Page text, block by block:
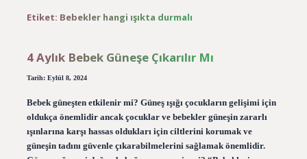
Etiket: Bebekler hangi ışıkta durmalı
4 Aylık Bebek Güneşe Çıkarılır Mı
Tarih: Eylül 8, 2024
Bebek güneşten etkilenir mi? Güneş ışığı çocukların gelişimi için
oldukça önemlidir ancak çocuklar ve bebekler güneşin zararlı
ışınlarına karşı hassas oldukları için ciltlerini korumak ve
güneşin tadını güvenle çıkarabilmelerini sağlamak önemlidir.